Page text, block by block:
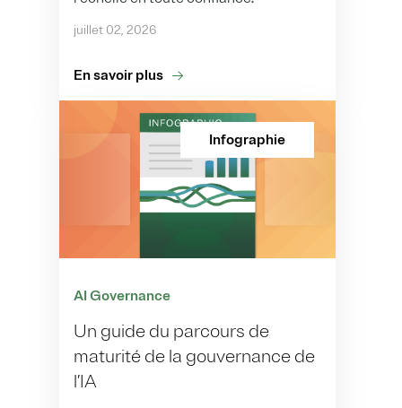
juillet 02, 2026
En savoir plus
Infographie
AI Governance
Un guide du parcours de
maturité de la gouvernance de
l’IA